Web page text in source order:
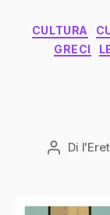
CULTURA
GRECI
Autore
Di